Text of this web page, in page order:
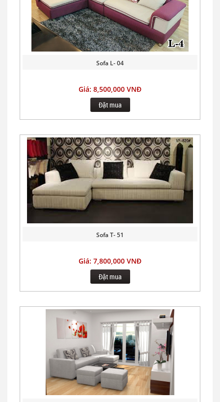
Sofa L- 04
Giá: 8,500,000 VNĐ
Đặt mua
Sofa T- 51
Giá: 7,800,000 VNĐ
Đặt mua